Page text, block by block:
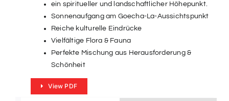
ein spiritueller und landschaftlicher Höhepunkt.
Sonnenaufgang am Goecha-La-Aussichtspunkt
Reiche kulturelle Eindrücke
Vielfältige Flora & Fauna
Perfekte Mischung aus Herausforderung &
Schönheit
View PDF